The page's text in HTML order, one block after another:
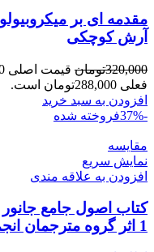
مقدمه ای بر
آرش کوچکی
320,000تومان قیمت اصلی 320,000تومان بود.
فعلی 288,000تومان است.
افزودن به سبد خرید
-37%
فروخته شده
مقايسه
نمایش سریع
افزودن به علاقه مندی
1 اثر گروه مترجمان انجمن زیست شناسی ایران